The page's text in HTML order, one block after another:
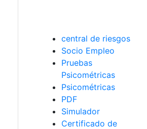
central de riesgos
Socio Empleo
Pruebas
Psicométricas
Psicométricas
PDF
Simulador
Certificado de